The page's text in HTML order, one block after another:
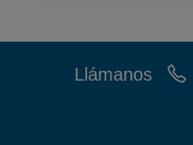
Llámanos